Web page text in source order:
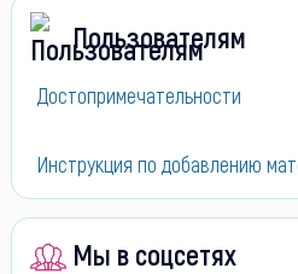
Пользователям
Достопримечательности
Инструкция по добавлению
Мы в соцсетях